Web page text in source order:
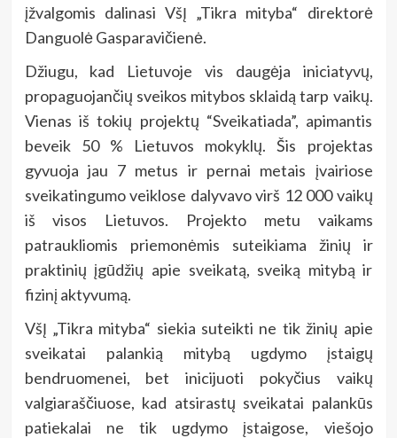
įžvalgomis dalinasi VšĮ „Tikra mityba“ direktorė
Danguolė Gasparavičienė.
Džiugu, kad Lietuvoje vis daugėja iniciatyvų,
propaguojančių sveikos mitybos sklaidą tarp vaikų.
Vienas iš tokių projektų “Sveikatiada”, apimantis
beveik 50 % Lietuvos mokyklų. Šis projektas
gyvuoja jau 7 metus ir pernai metais įvairiose
sveikatingumo veiklose dalyvavo virš 12 000 vaikų
iš visos Lietuvos. Projekto metu vaikams
patraukliomis priemonėmis suteikiama žinių ir
praktinių įgūdžių apie sveikatą, sveiką mitybą ir
fizinį aktyvumą.
VšĮ „Tikra mityba“ siekia suteikti ne tik žinių apie
sveikatai palankią mitybą ugdymo įstaigų
bendruomenei, bet inicijuoti pokyčius vaikų
valgiaraščiuose, kad atsirastų sveikatai palankūs
patiekalai ne tik ugdymo įstaigose, viešojo